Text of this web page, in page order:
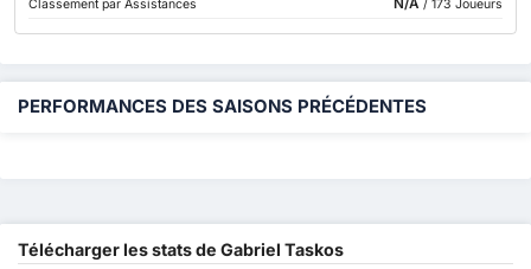
Classement par Assistances / 173 Joueurs
PERFORMANCES DES SAISONS PRÉCÉDENTES
Télécharger les stats de Gabriel Taskos